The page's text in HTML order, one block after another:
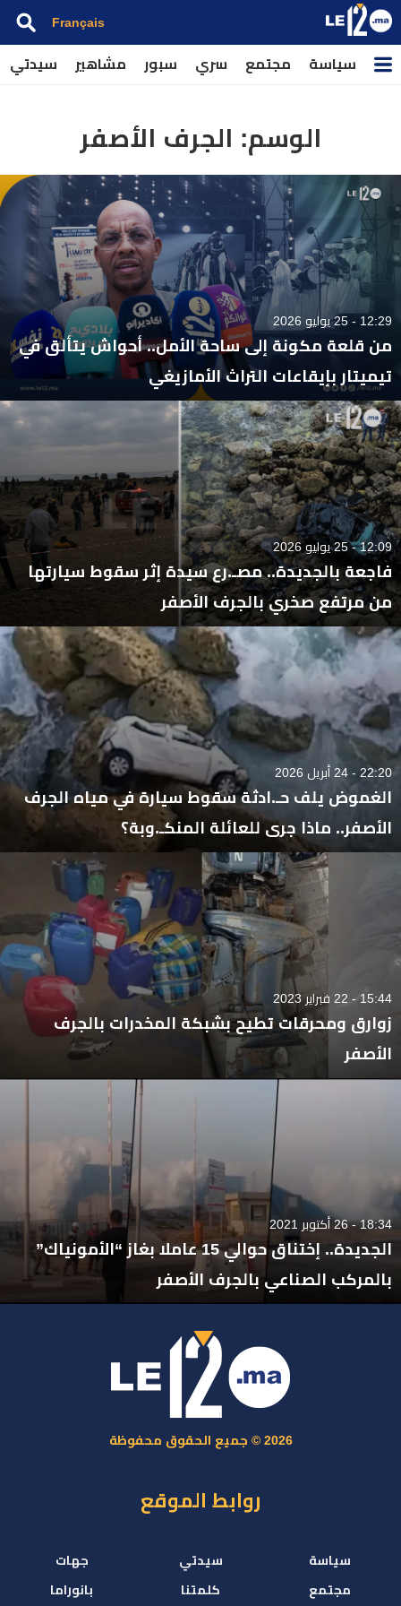
Français
سياسة مجتمع سري سبور مشاهير سيدتي
الوسم: الجرف الأصفر
12:29 - 25 يوليو 2026
من قلعة مكونة إلى ساحة الأمل.. أحواش يتألق في
تيميتار بإيقاعات التراث الأمازيغي
12:09 - 25 يوليو 2026
فاجعة بالجديدة.. مصـ.رع سيدة إثر سقوط سيارتها
من مرتفع صخري بالجرف الأصفر
22:20 - 24 أبريل 2026
الغموض يلف حـ.ادثة سقوط سيارة في مياه الجرف
الأصفر.. ماذا جرى للعائلة المنكـ.وبة؟
15:44 - 22 فبراير 2023
زوارق ومحرقات تطيح بشبكة المخدرات بالجرف
الأصفر
18:34 - 26 أكتوبر 2021
الجديدة.. إختناق حوالي 15 عاملا بغاز “الأمونياك”
بالمركب الصناعي بالجرف الأصفر
2026 © جميع الحقوق محفوظة
روابط الموقع
سياسة
مجتمع
سيدتي
كلمتنا
جهات
بانوراما